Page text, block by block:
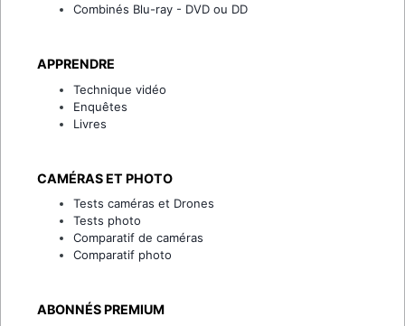
Combinés Blu-ray - DVD ou DD
APPRENDRE
Technique vidéo
Enquêtes
Livres
CAMÉRAS ET PHOTO
Tests caméras et Drones
Tests photo
Comparatif de caméras
Comparatif photo
ABONNÉS PREMIUM